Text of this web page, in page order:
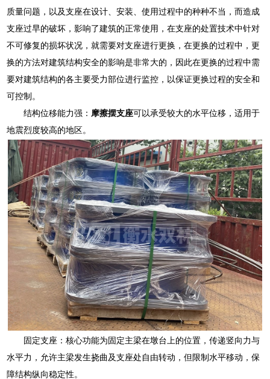
质量问题，以及支座在设计、安装、使用过程中的种种不当，而造成
支座过早的破坏，影响了建筑的正常使用，在支座的处置技术中针对
不可修复的损坏状况，就需要对支座进行更换，在更换的过程中，更
换的方法对建筑结构安全的影响是非常大的，因此在更换的过程中需
要对建筑结构的各主要受力部位进行监控，以保证更换过程的安全和
可控制。
结构位移能力强： 摩擦摆支座可以承受较大的水平位移，适用于
地震烈度较高的地区。
固定支座：核心功能为固定主梁在墩台上的位置，传递竖向力与
水平力，允许主梁发生挠曲及支座处自由转动，但限制水平移动，保
障结构纵向稳定性。